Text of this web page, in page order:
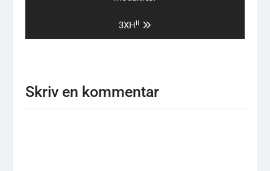
Next
post:
3XHII
Skriv en kommentar